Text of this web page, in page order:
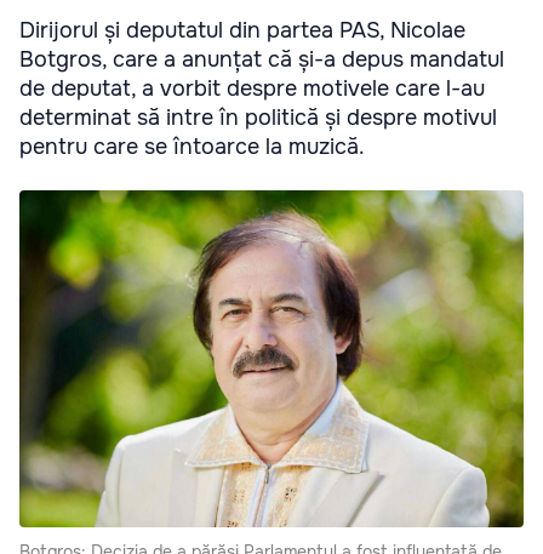
Dirijorul și deputatul din partea PAS, Nicolae
Botgros, care a anunțat că și-a depus mandatul
de deputat, a vorbit despre motivele care l-au
determinat să intre în politică și despre motivul
pentru care se întoarce la muzică.